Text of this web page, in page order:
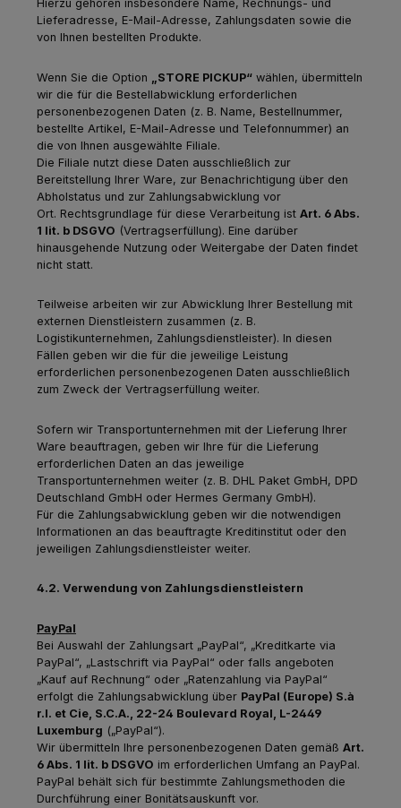
Hierzu gehören insbesondere Name, Rechnungs- und
Lieferadresse, E-Mail-Adresse, Zahlungsdaten sowie die
von Ihnen bestellten Produkte.
Wenn Sie die Option „STORE PICKUP“ wählen, übermitteln
wir die für die Bestellabwicklung erforderlichen
personenbezogenen Daten (z. B. Name, Bestellnummer,
bestellte Artikel, E-Mail-Adresse und Telefonnummer) an
die von Ihnen ausgewählte Filiale.
Die Filiale nutzt diese Daten ausschließlich zur
Bereitstellung Ihrer Ware, zur Benachrichtigung über den
Abholstatus und zur Zahlungsabwicklung vor
Ort. Rechtsgrundlage für diese Verarbeitung ist Art. 6 Abs.
1 lit. b DSGVO (Vertragserfüllung). Eine darüber
hinausgehende Nutzung oder Weitergabe der Daten findet
nicht statt.
Teilweise arbeiten wir zur Abwicklung Ihrer Bestellung mit
externen Dienstleistern zusammen (z. B.
Logistikunternehmen, Zahlungsdienstleister). In diesen
Fällen geben wir die für die jeweilige Leistung
erforderlichen personenbezogenen Daten ausschließlich
zum Zweck der Vertragserfüllung weiter.
Sofern wir Transportunternehmen mit der Lieferung Ihrer
Ware beauftragen, geben wir Ihre für die Lieferung
erforderlichen Daten an das jeweilige
Transportunternehmen weiter (z. B. DHL Paket GmbH, DPD
Deutschland GmbH oder Hermes Germany GmbH).
Für die Zahlungsabwicklung geben wir die notwendigen
Informationen an das beauftragte Kreditinstitut oder den
jeweiligen Zahlungsdienstleister weiter.
4.2. Verwendung von Zahlungsdienstleistern
PayPal
Bei Auswahl der Zahlungsart „PayPal“, „Kreditkarte via
PayPal“, „Lastschrift via PayPal“ oder falls angeboten
„Kauf auf Rechnung“ oder „Ratenzahlung via PayPal“
erfolgt die Zahlungsabwicklung über PayPal (Europe) S.à
r.l. et Cie, S.C.A., 22-24 Boulevard Royal, L-2449
Luxemburg („PayPal“).
Wir übermitteln Ihre personenbezogenen Daten gemäß Art.
6 Abs. 1 lit. b DSGVO im erforderlichen Umfang an PayPal.
PayPal behält sich für bestimmte Zahlungsmethoden die
Durchführung einer Bonitätsauskunft vor.